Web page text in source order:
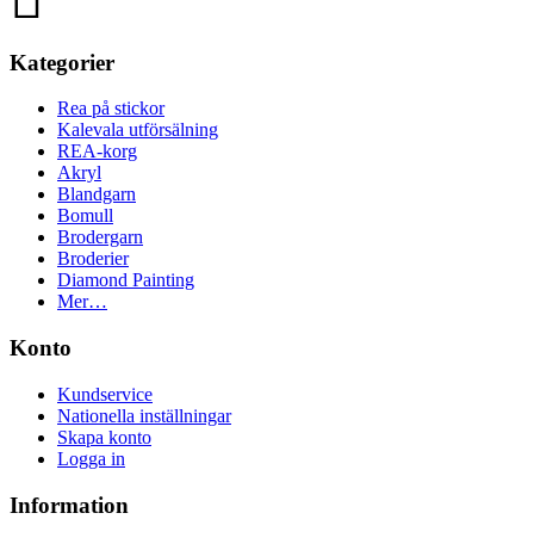
Kategorier
Rea på stickor
Kalevala utförsälning
REA-korg
Akryl
Blandgarn
Bomull
Brodergarn
Broderier
Diamond Painting
Mer…
Konto
Kundservice
Nationella inställningar
Skapa konto
Logga in
Information